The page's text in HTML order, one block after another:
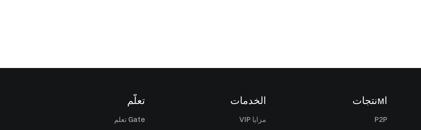
اмنتجات
P2P
الخدمات
مزايا VIP
تعلّم
Gate تعلم